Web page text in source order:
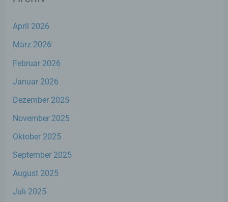
April 2026
März 2026
Februar 2026
Januar 2026
Dezember 2025
November 2025
Oktober 2025
September 2025
August 2025
Juli 2025
Name und Anschrift des für die Verarbeitung
Verantwortlichen
Grundverordnung, sonstiger in den Mitgliedstaaten
Datenschutzgesetze und anderer Bestimmungen
Stephan Wefelscheid, MdL
Kurfürstenstraße 23